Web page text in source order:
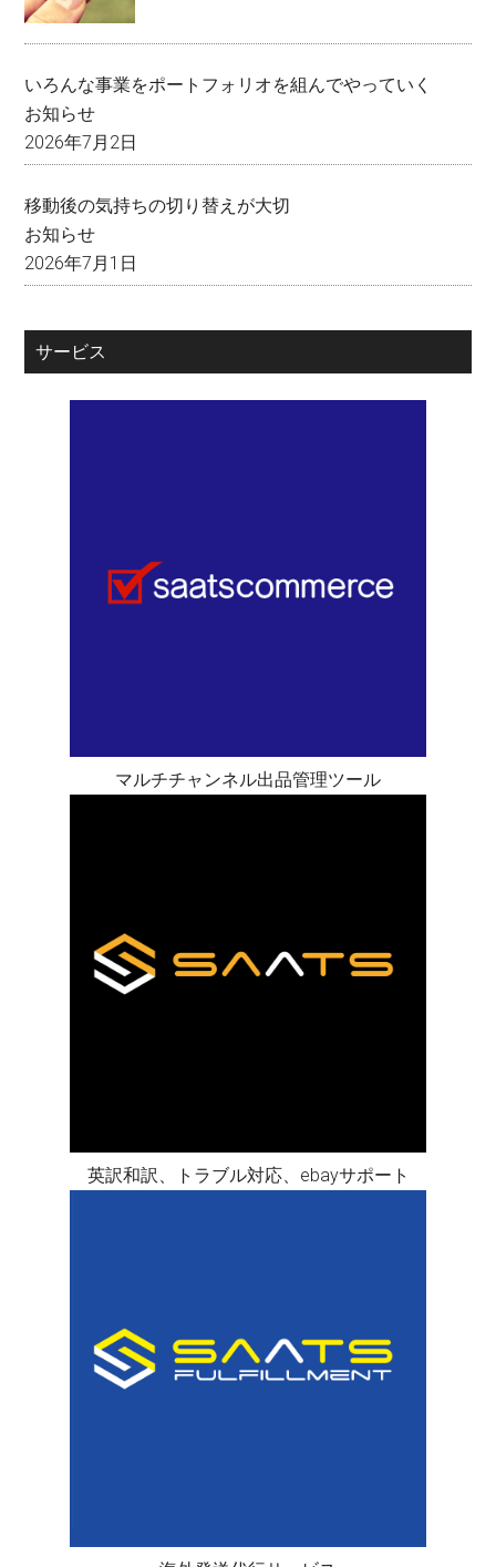
いろんな事業をポートフォリオを組んでやっていく
お知らせ
2026年7月2日
移動後の気持ちの切り替えが大切
お知らせ
2026年7月1日
サービス
マルチチャンネル出品管理ツール
英訳和訳、トラブル対応、ebayサポート